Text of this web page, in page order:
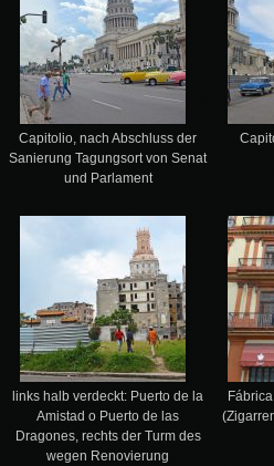
Capitolio, nach Abschluss der
Sanierung Tagungsort von Senat
und Parlament
links halb verdeckt: Puerto de la
Amistad o Puerto de las
Dragones, rechts der Turm des
wegen Renovierung